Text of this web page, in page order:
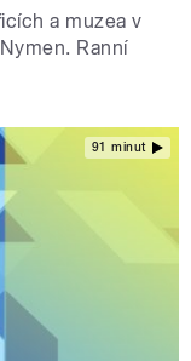
a muzea v
Ranní
91 minut